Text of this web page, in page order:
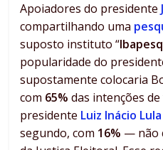
Apoiadores do presidente
compartilhando uma
suposto instituto “Ibapesq
popularidade do
supostamente colocaria
com 65% das intenções
presidente Luiz Inácio
segundo, com 16% — não